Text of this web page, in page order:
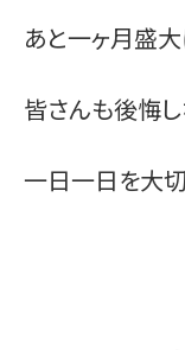
あと一ヶ月盛大
皆さんも後悔し
一日一日を大